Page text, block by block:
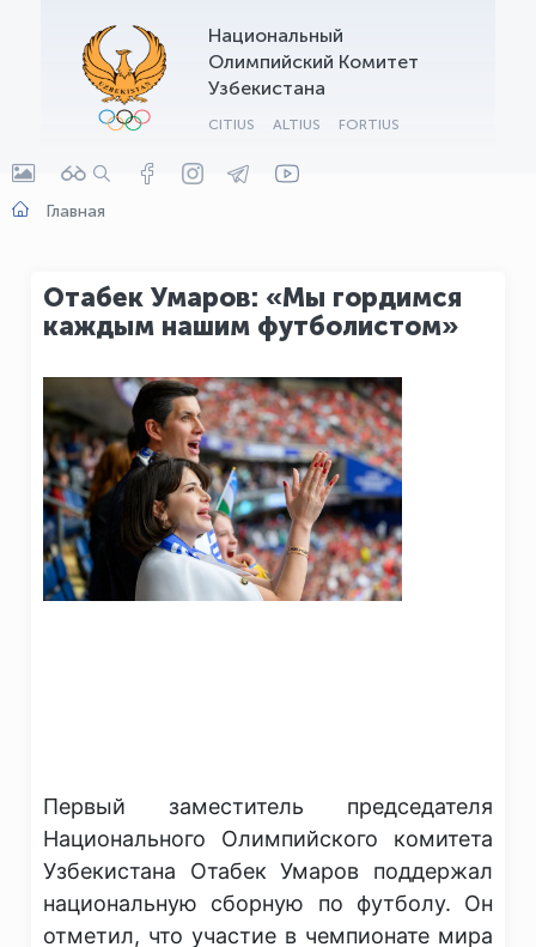
Национальный
Олимпийский Комитет
Узбекистана
CITIUS ALTIUS FORTIUS
Главная
Отабек Умаров: «Мы гордимся
каждым нашим футболистом»
Первый заместитель председателя
Национального Олимпийского комитета
Узбекистана Отабек Умаров поддержал
национальную сборную по футболу. Он
отметил, что участие в чемпионате мира
OLYMPCHIK AI - yordamchi
Онлайн · olympic.uz